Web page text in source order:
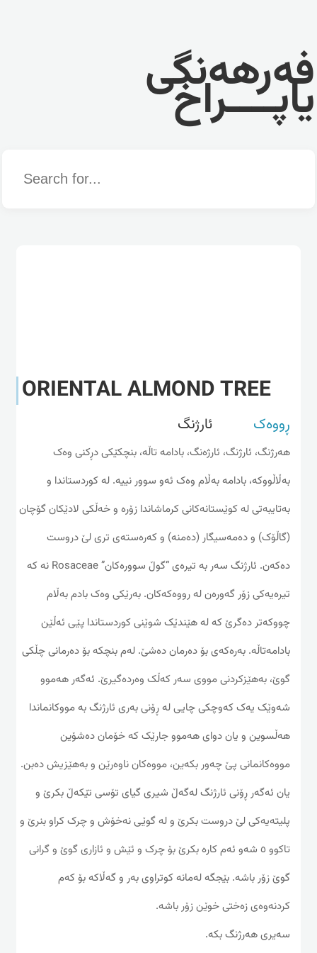
فەرهەنگی
یاپــــراخ
Word
ORIENTAL ALMOND TREE
ڕووەک ئارژنگ
هه‌رژنگ، ئارژنگ، ئارژه‌نگ، بادامە تاڵە، بنچکێکی دڕکنی وه‌ک
به‌ڵاڵووکه‌، بادامە به‌ڵام وه‌ک ئه‌و سوور نییه‌. له‌ کوردستاندا و
به‌تایبه‌تی له‌ کوێستانه‌کانی کرماشاندا زۆره‌ و خه‌ڵکی لادێکان گۆچان
(گاڵۆک) و دەمەسیگار (دەمنە) و کەرەستەی تری لێ دروست
ده‌که‌ن. ئارژنگ سه‌ر به‌ تیره‌ی “گوڵ سووره‌کان” Rosaceae نه‌ که‌
تیره‌یه‌کی زۆر گه‌وره‌ن له‌ رووه‌که‌کان. به‌رێکی وه‌ک بادم به‌ڵام
چووکه‌تر ده‌گرێ که‌ له‌ هێندێک شوێنی کوردستاندا پێی ئه‌ڵێن
بادامه‌تاڵه‌. به‌ره‌که‌ی بۆ ده‌رمان ده‌شێ. له‌م بنچکه‌ بۆ ده‌رمانی چڵکی
گوێ، به‌هێزکردنی مووی سه‌ر که‌ڵک وه‌رده‌گیرێ. ئه‌گه‌ر هه‌موو
شه‌وێک یه‌ک که‌وچکی چایی له‌ ڕۆنی به‌ری ئارژنگ به‌ مووکانماندا
هه‌ڵسوین و یان دوای هه‌موو جارێک که‌ خۆمان ده‌شۆین
مووه‌کانمانی پێ چه‌ور بکه‌ین، مووه‌کان ناوه‌رێن و به‌هێزیش ده‌بن.
یان ئه‌گه‌ر ڕۆنی ئارژنگ له‌گه‌ڵ شیری گیای تۆسی تێکه‌ڵ بکرێ و
پلیته‌یه‌کی لێ دروست بکرێ و له‌ گوێی نه‌خۆش و چرک کراو بنرێ و
تاکوو ٥ شه‌و ئه‌م کاره‌ بکرێ بۆ چرک و ئێش و ئازاری گوێ و گرانی
گوێ زۆر باشه‌. بێجگه‌ له‌مانه‌ کوتراوی به‌ر و گه‌ڵاکه‌ بۆ که‌م
کردنه‌وه‌ی زه‌ختی خوێن زۆر باشه‌.
سه‌یری هه‌رژنگ بکه‌.